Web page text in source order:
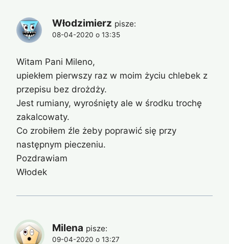
Włodzimierz pisze:
08-04-2020 o 13:35
Witam Pani Mileno,
upiekłem pierwszy raz w moim życiu chlebek z
przepisu bez drożdży.
Jest rumiany, wyrośnięty ale w środku trochę
zakalcowaty.
Co zrobiłem źle żeby poprawić się przy
następnym pieczeniu.
Pozdrawiam
Włodek
Milena pisze:
09-04-2020 o 13:27